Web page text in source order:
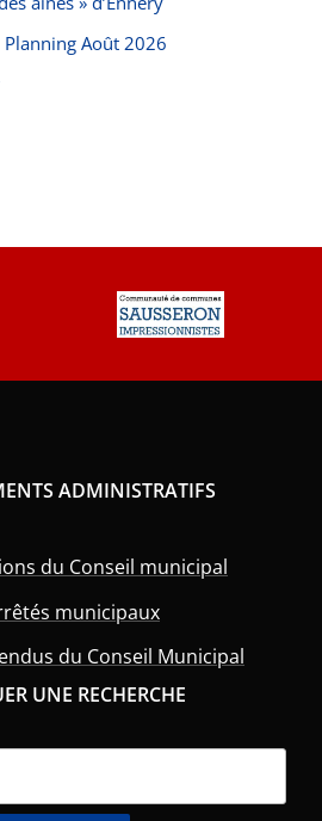
Août 2026
ADMINISTRATIFS
du Conseil municipal
municipaux
du Conseil Municipal
UNE RECHERCHE